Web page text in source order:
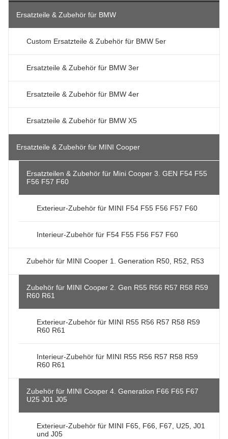
Ersatzteile & Zubehör für BMW
Custom Ersatzteile & Zubehör für BMW 5er
Ersatzteile & Zubehör für BMW 3er
Ersatzteile & Zubehör für BMW 4er
Ersatzteile & Zubehör für BMW X5
Ersatzteile & Zubehör für MINI Cooper
Ersatzteilen & Zubehör für Mini Cooper 3. GEN F54 F55
F56 F57 F60
Exterieur-Zubehör für MINI F54 F55 F56 F57 F60
Interieur-Zubehör für F54 F55 F56 F57 F60
Zubehör für MINI Cooper 1. Generation R50, R52, R53
Zubehör für MINI Cooper 2. Gen R55 R56 R57 R58 R59
R60 R61
Exterieur-Zubehör für MINI R55 R56 R57 R58 R59
R60 R61
Interieur-Zubehör für MINI R55 R56 R57 R58 R59
R60 R61
Zubehör für MINI Cooper 4. Generation F66 F65 F67
U25 J01 J05
Exterieur-Zubehör für MINI F65, F66, F67, U25, J01
und J05